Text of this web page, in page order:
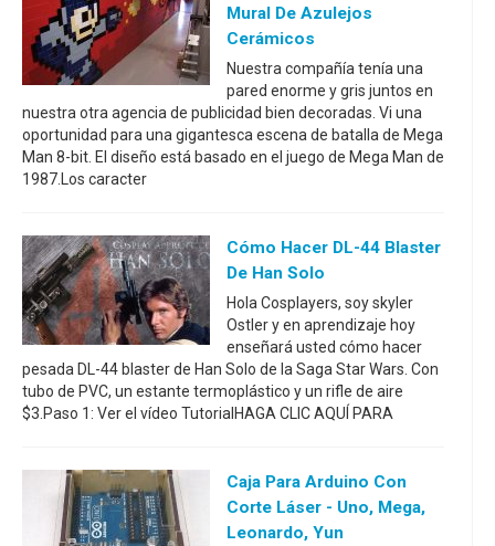
Mural De Azulejos
Cerámicos
Nuestra compañía tenía una
pared enorme y gris juntos en
nuestra otra agencia de publicidad bien decoradas. Vi una
oportunidad para una gigantesca escena de batalla de Mega
Man 8-bit. El diseño está basado en el juego de Mega Man de
1987.Los caracter
Cómo Hacer DL-44 Blaster
De Han Solo
Hola Cosplayers, soy skyler
Ostler y en aprendizaje hoy
enseñará usted cómo hacer
pesada DL-44 blaster de Han Solo de la Saga Star Wars. Con
tubo de PVC, un estante termoplástico y un rifle de aire
$3.Paso 1: Ver el vídeo TutorialHAGA CLIC AQUÍ PARA
Caja Para Arduino Con
Corte Láser - Uno, Mega,
Leonardo, Yun